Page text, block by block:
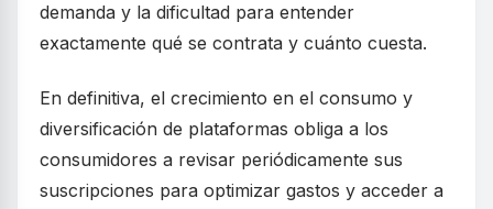
demanda y la dificultad para entender
exactamente qué se contrata y cuánto cuesta.
En definitiva, el crecimiento en el consumo y
diversificación de plataformas obliga a los
consumidores a revisar periódicamente sus
suscripciones para optimizar gastos y acceder a